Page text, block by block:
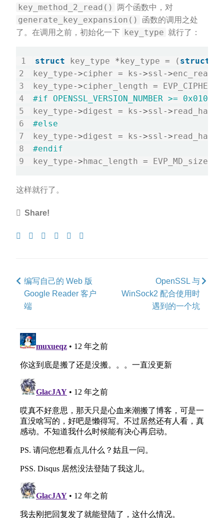
key_method_2_read() 两个函数中，对
generate_key_expansion()
函数的调用之处
了。在调用之前，初始化一下 key_type 就行了：
struct key_type * key_type = ( struct
key_type->cipher = ks ->ssl ->
key_type->cipher_length =
key_type->digest = ks ->ssl -> read_hash
key_type->digest = ks ->ssl ->
key_type->hmac_length = EVP_MD_size
这样就行了。
Share!
ShareTweetSharePost Pin
编写自己的 Web 版
Google Reader 客户
端
OpenSSL 与
WinSock2 配合使用时
遇到的一个坑